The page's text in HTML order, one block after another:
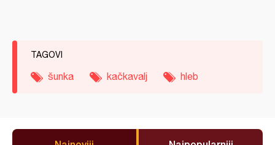
TAGOVI
šunka kačkavalj hleb